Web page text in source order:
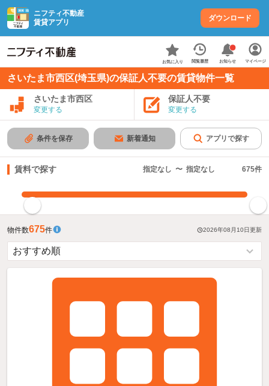
ニフティ不動産
賃貸アプリ
ダウンロード
お気に入り 閲覧履歴 お知らせ マイページ
さいたま市西区(埼玉県)の保証人不要の賃貸物件一覧
さいたま市西区
変更する
保証人不要
変更する
条件を保存 新着通知 アプリで探す
賃料で探す 指定なし 〜 指定なし 675件
物件数675件 2026年08月10日更新